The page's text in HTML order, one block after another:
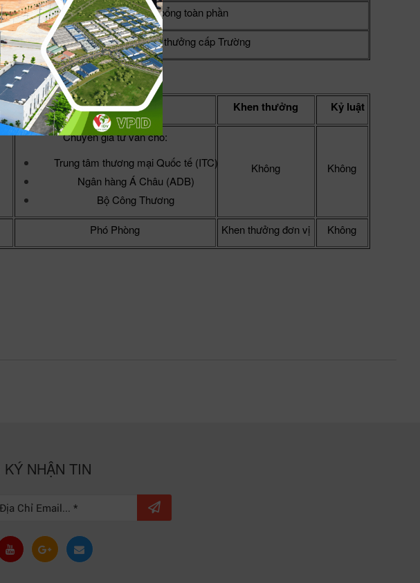
quốc tế
Học bổng toàn phần
Khen thưởng cấp Trường
Chức vụ Khen thưởng Kỷ luật
Chuyên gia tư vấn cho:
Trung tâm thương mại Quốc tế (ITC)
Ngân hàng Á Châu (ADB)
Bộ Công Thương
Không Không
Phó Phòng Khen thưởng đơn vị Không
NHẬN TIN